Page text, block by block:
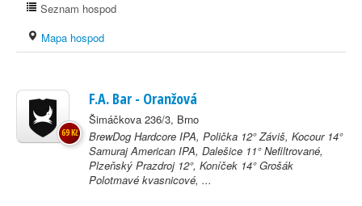
Seznam hospod
Mapa hospod
F.A. Bar - Oranžová
Šimáčkova 236/3, Brno
BrewDog Hardcore IPA, Polička 12° Záviš, Kocour 14°
Samuraj American IPA, Dalešice 11° Nefiltrované,
Plzeňský Prazdroj 12°, Koníček 14° Grošák
Polotmavé kvasnicové, ...
69 Kč